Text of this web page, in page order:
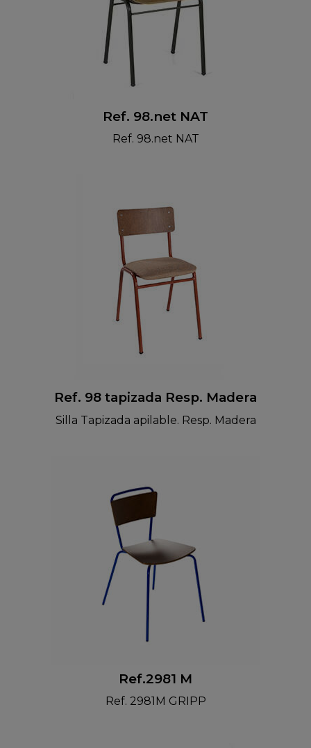
Ref. 98.net NAT
Ref. 98.net NAT
Ref. 98 tapizada Resp. Madera
Silla Tapizada apilable. Resp. Madera
Ref.2981 M
Ref. 2981M GRIPP